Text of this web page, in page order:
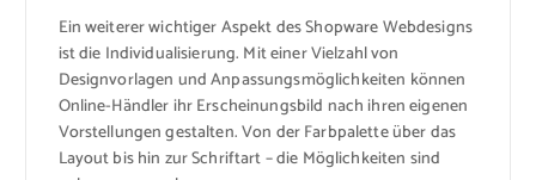
Ein weiterer wichtiger Aspekt des Shopware Webdesigns
ist die Individualisierung. Mit einer Vielzahl von
Designvorlagen und Anpassungsmöglichkeiten können
Online-Händler ihr Erscheinungsbild nach ihren eigenen
Vorstellungen gestalten. Von der Farbpalette über das
Layout bis hin zur Schriftart – die Möglichkeiten sind